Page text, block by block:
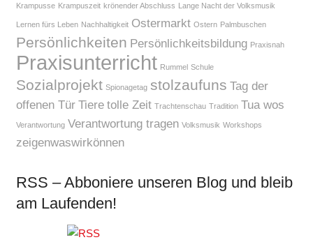
Krampusse Krampuszeit krönender Abschluss Lange Nacht der Volksmusik
Lernen fürs Leben Nachhaltigkeit Ostermarkt Ostern Palmbuschen
Persönlichkeiten Persönlichkeitsbildung Praxisnah
Praxisunterricht Rummel Schule
Sozialprojekt Spionagetag stolzaufuns Tag der
offenen Tür Tiere tolle Zeit Trachtenschau Tradition Tua wos
Verantwortung Verantwortung tragen Volksmusik Workshops
zeigenwaswirkönnen
RSS – Abboniere unseren Blog und bleib
am Laufenden!